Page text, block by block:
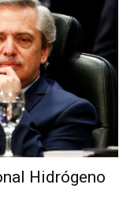
Hidrógeno